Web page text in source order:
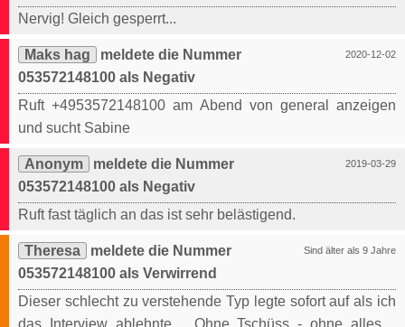
Nervig! Gleich gesperrt...
2020-12-02
Maks hag
meldete die Nummer
053572148100 als Negativ
Ruft +4953572148100 am Abend von general anzeigen
und sucht Sabine
2019-03-29
Anonym
meldete die Nummer
053572148100 als Negativ
Ruft fast täglich an das ist sehr belästigend.
Sind älter als 9 Jahre
Theresa
meldete die Nummer
053572148100 als Verwirrend
Dieser schlecht zu verstehende Typ legte sofort auf als ich
das Interview ablehnte.... Ohne Tschüss - ohne alles....